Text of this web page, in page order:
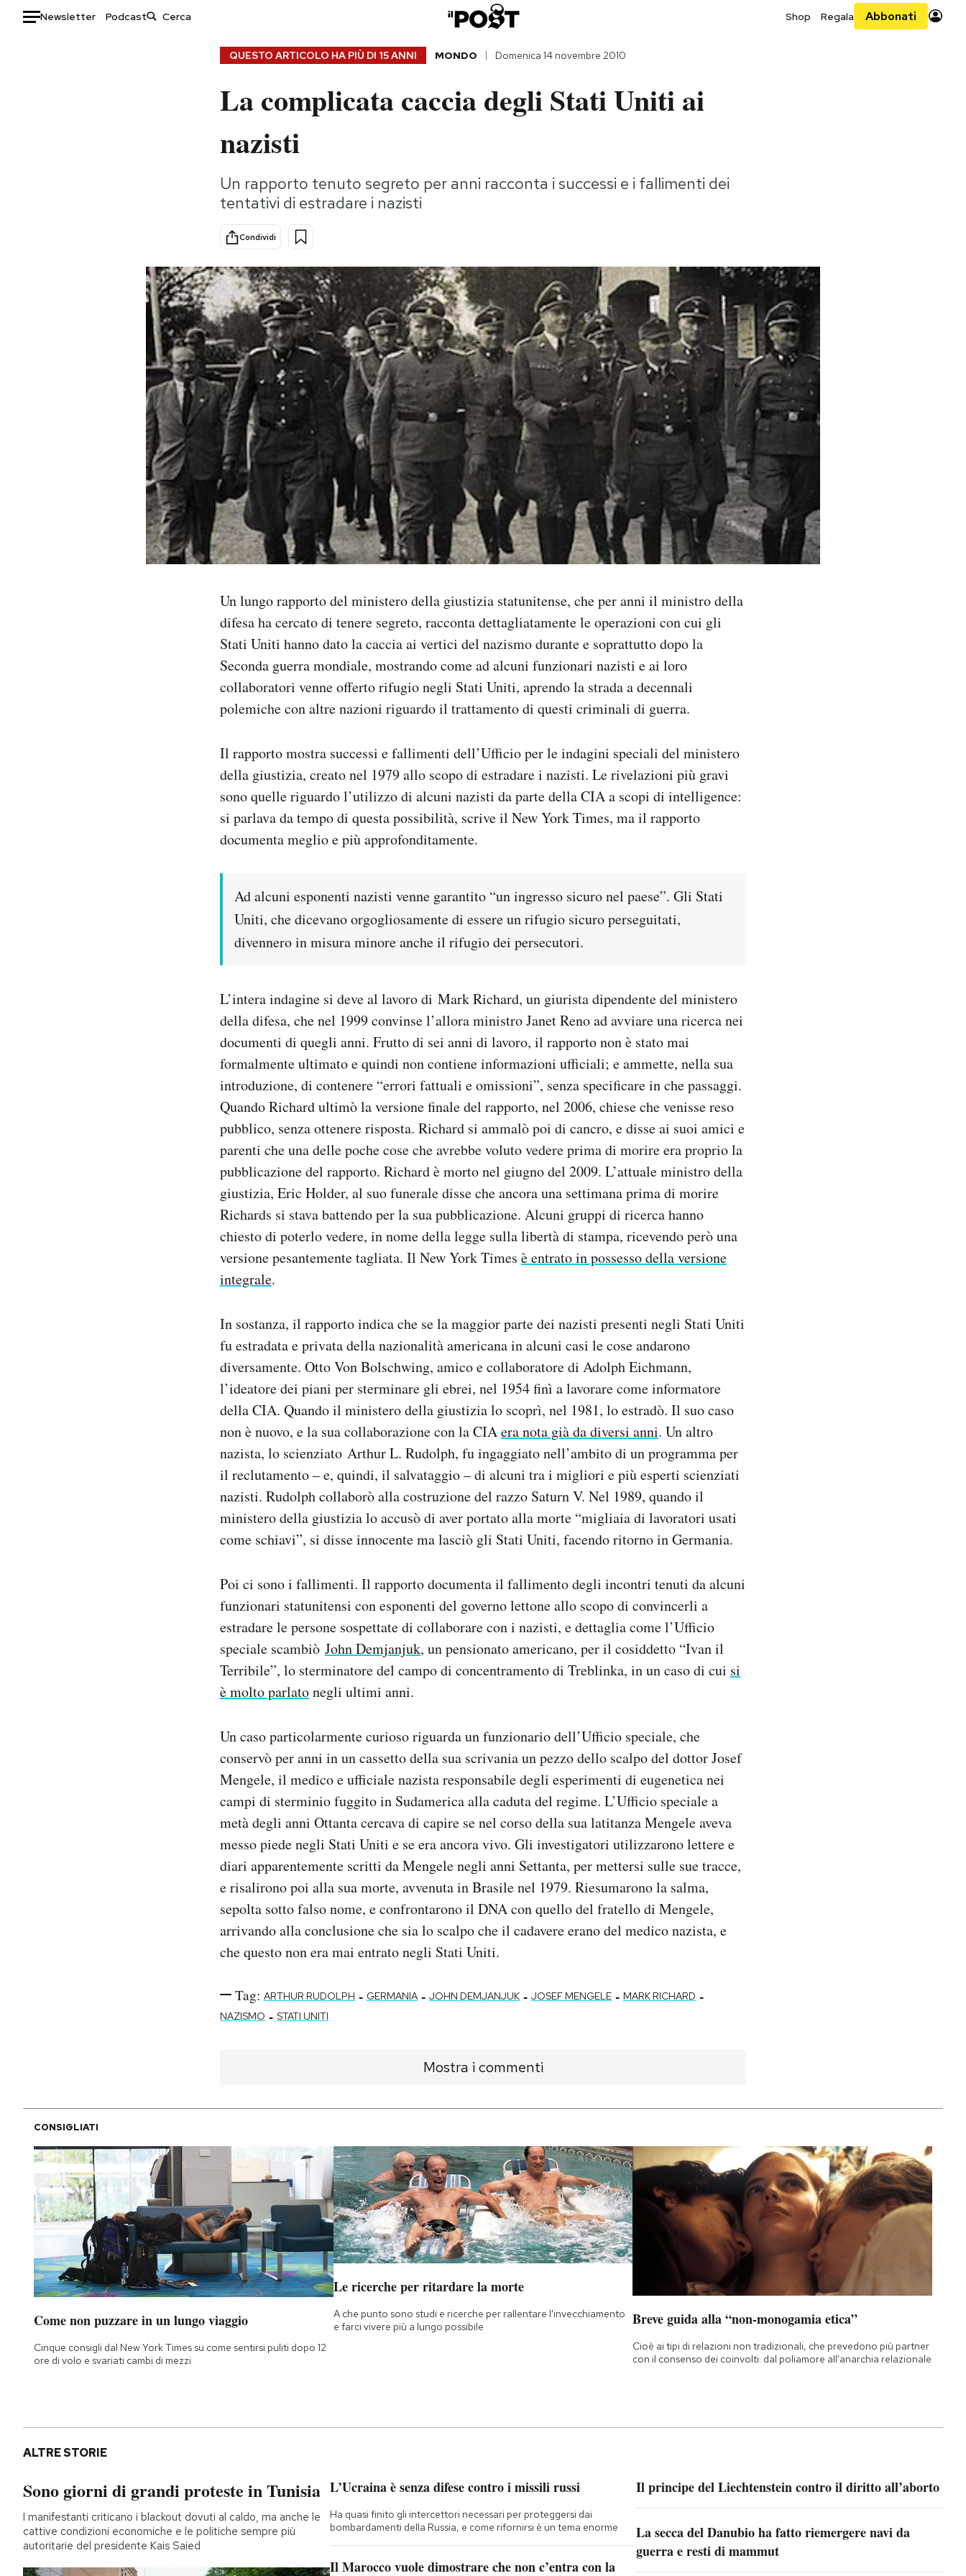
Newsletter Podcast Shop Regala Abbonati
Storie/Idee
Ok Boomer!
Altrecose
Mondiali calcio 2026
QUESTO ARTICOLO HA PIÙ DI 15 ANNI MONDO Domenica 14 novembre 2010
La complicata caccia degli Stati Uniti ai
nazisti
Un rapporto tenuto segreto per anni racconta i successi e i fallimenti dei
tentativi di estradare i nazisti
Condividi
Un lungo rapporto del ministero della giustizia statunitense, che per anni il ministro della
difesa ha cercato di tenere segreto, racconta dettagliatamente le operazioni con cui gli
Stati Uniti hanno dato la caccia ai vertici del nazismo durante e soprattutto dopo la
Seconda guerra mondiale, mostrando come ad alcuni funzionari nazisti e ai loro
collaboratori venne offerto rifugio negli Stati Uniti, aprendo la strada a decennali
polemiche con altre nazioni riguardo il trattamento di questi criminali di guerra.
Il rapporto mostra successi e fallimenti dell’Ufficio per le indagini speciali del ministero
della giustizia, creato nel 1979 allo scopo di estradare i nazisti. Le rivelazioni più gravi
sono quelle riguardo l’utilizzo di alcuni nazisti da parte della CIA a scopi di intelligence:
si parlava da tempo di questa possibilità, scrive il New York Times, ma il rapporto
documenta meglio e più approfonditamente.
Ad alcuni esponenti nazisti venne garantito “un ingresso sicuro nel paese”. Gli Stati
Uniti, che dicevano orgogliosamente di essere un rifugio sicuro perseguitati,
divennero in misura minore anche il rifugio dei persecutori.
L’intera indagine si deve al lavoro di Mark Richard, un giurista dipendente del ministero
della difesa, che nel 1999 convinse l’allora ministro Janet Reno ad avviare una ricerca nei
documenti di quegli anni. Frutto di sei anni di lavoro, il rapporto non è stato mai
formalmente ultimato e quindi non contiene informazioni ufficiali; e ammette, nella sua
introduzione, di contenere “errori fattuali e omissioni”, senza specificare in che passaggi.
Quando Richard ultimò la versione finale del rapporto, nel 2006, chiese che venisse reso
pubblico, senza ottenere risposta. Richard si ammalò poi di cancro, e disse ai suoi amici e
parenti che una delle poche cose che avrebbe voluto vedere prima di morire era proprio la
pubblicazione del rapporto. Richard è morto nel giugno del 2009. L’attuale ministro della
giustizia, Eric Holder, al suo funerale disse che ancora una settimana prima di morire
Richards si stava battendo per la sua pubblicazione. Alcuni gruppi di ricerca hanno
chiesto di poterlo vedere, in nome della legge sulla libertà di stampa, ricevendo però una
versione pesantemente tagliata. Il New York Times è entrato in possesso della versione
integrale.
In sostanza, il rapporto indica che se la maggior parte dei nazisti presenti negli Stati Uniti
fu estradata e privata della nazionalità americana in alcuni casi le cose andarono
diversamente. Otto Von Bolschwing, amico e collaboratore di Adolph Eichmann,
l’ideatore dei piani per sterminare gli ebrei, nel 1954 finì a lavorare come informatore
della CIA. Quando il ministero della giustizia lo scoprì, nel 1981, lo estradò. Il suo caso
non è nuovo, e la sua collaborazione con la CIAera nota già da diversi anni. Un altro
nazista, lo scienziato Arthur L. Rudolph, fu ingaggiato nell’ambito di un programma per
il reclutamento – e, quindi, il salvataggio – di alcuni tra i migliori e più esperti scienziati
nazisti. Rudolph collaborò alla costruzione del razzo Saturn V. Nel 1989, quando il
ministero della giustizia lo accusò di aver portato alla morte “migliaia di lavoratori usati
come schiavi”, si disse innocente ma lasciò gli Stati Uniti, facendo ritorno in Germania.
Poi ci sono i fallimenti. Il rapporto documenta il fallimento degli incontri tenuti da alcuni
funzionari statunitensi con esponenti del governo lettone allo scopo di convincerli a
estradare le persone sospettate di collaborare con i nazisti, e dettaglia come l’Ufficio
speciale scambiò John Demjanjuk, un pensionato americano, per il cosiddetto “Ivan il
Terribile”, lo sterminatore del campo di concentramento di Treblinka, in un caso di cui si
è molto parlatonegli ultimi anni.
Un caso particolarmente curioso riguarda un funzionario dell’Ufficio speciale, che
conservò per anni in un cassetto della sua scrivania un pezzo dello scalpo del dottor Josef
Mengele, il medico e ufficiale nazista responsabile degli esperimenti di eugenetica nei
campi di sterminio fuggito in Sudamerica alla caduta del regime. L’Ufficio speciale a
metà degli anni Ottanta cercava di capire se nel corso della sua latitanza Mengele aveva
messo piede negli Stati Uniti e se era ancora vivo. Gli investigatori utilizzarono lettere e
diari apparentemente scritti da Mengele negli anni Settanta, per mettersi sulle sue tracce,
e risalirono poi alla sua morte, avvenuta in Brasile nel 1979. Riesumarono la salma,
sepolta sotto falso nome, e confrontarono il DNA con quello del fratello di Mengele,
arrivando alla conclusione che sia lo scalpo che il cadavere erano del medico nazista, e
che questo non era mai entrato negli Stati Uniti.
Tag: ARTHUR RUDOLPH - GERMANIA - JOHN DEMJANJUK - JOSEF MENGELE - MARK RICHARD -
NAZISMO - STATI UNITI
Mostra i commenti
CONSIGLIATI
Come non puzzare in un lungo viaggio
Cinque consigli dal New York Times su come sentirsi puliti dopo 12
ore di volo e svariati cambi di mezzi
Le ricerche per ritardare la morte
A che punto sono studi e ricerche per rallentare l'invecchiamento
e farci vivere più a lungo possibile
Breve guida alla “non-monogamia etica”
Cioè ai tipi di relazioni non tradizionali, che prevedono più partner
con il consenso dei coinvolti: dal poliamore all'anarchia relazionale
ALTRE STORIE
Sono giorni di grandi proteste in Tunisia
I manifestanti criticano i blackout dovuti al caldo, ma anche le
cattive condizioni economiche e le politiche sempre più
autoritarie del presidente Kais Saied
L’Ucraina è senza difese contro i missili russi
Ha quasi finito gli intercettori necessari per proteggersi dai
bombardamenti della Russia, e come rifornirsi è un tema enorme
Il Marocco vuole dimostrare che non c’entra con la
Il principe del Liechtenstein contro il diritto all’aborto
La secca del Danubio ha fatto riemergere navi da
guerra e resti di mammut